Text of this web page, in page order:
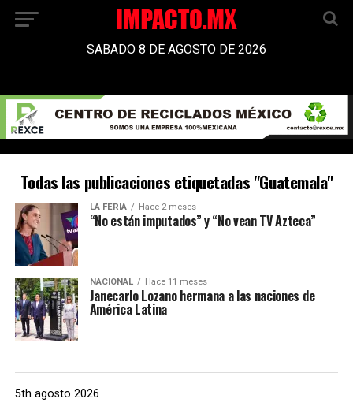
SABADO 8 DE AGOSTO DE 2026
Todas las publicaciones etiquetadas "Guatemala"
LA FERIA Hace 2 meses
“No están imputados” y “No vean TV Azteca”
NACIONAL Hace 11 meses
Janecarlo Lozano hermana a las naciones de
América Latina
5th agosto 2026